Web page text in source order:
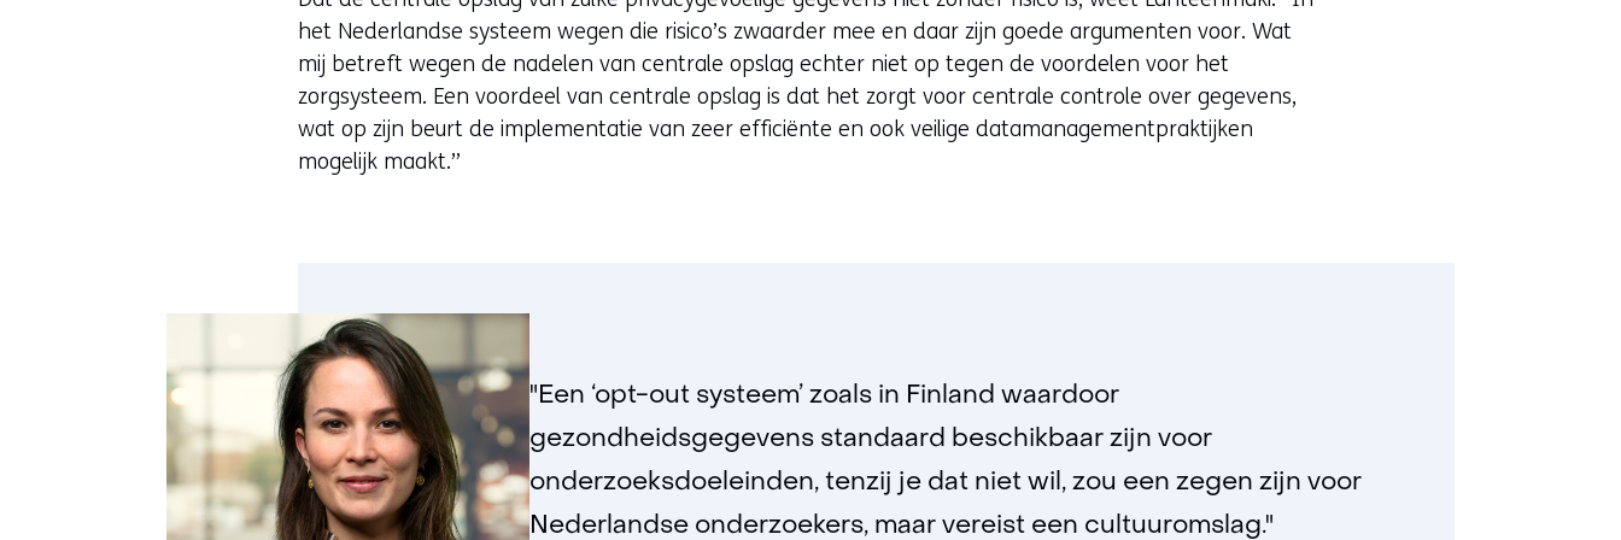
het Nederlandse systeem wegen die risico’s zwaarder mee en daar zijn goede argumenten voor. Wat
mij betreft wegen de nadelen van centrale opslag echter niet op tegen de voordelen voor het
zorgsysteem. Een voordeel van centrale opslag is dat het zorgt voor centrale controle over gegevens,
wat op zijn beurt de implementatie van zeer efficiënte en ook veilige datamanagementpraktijken
mogelijk maakt.”
"Een ‘opt-out systeem’ zoals in Finland waardoor
gezondheidsgegevens standaard beschikbaar zijn voor
onderzoeksdoeleinden, tenzij je dat niet wil, zou een zegen zijn voor
Nederlandse onderzoekers, maar vereist een cultuuromslag."